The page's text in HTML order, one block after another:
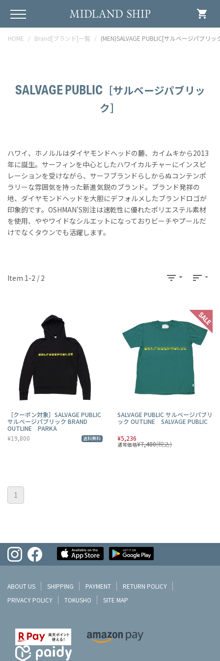
shopping_cart
HOME Brand[ブランド]一覧 (MEN)SALVAGE PUBLIC[サルベージパブリッ
SALVAGE PUBLIC［サルベージパブリッ
ク］
ハワイ、ホノルルはダイヤモンドヘッドの麓、カイムキから2013
年に誕生。サーフィンを中心としたハワイカルチャーにインスピ
レーションを受けながら、サーフブランドらしからぬコンテンポ
ラリーな雰囲気を持った新進気鋭のブランド。ブランド発祥の
地、ダイヤモンドヘッドを大胆にデフォルメしたブランドロゴが
印象的です。OSHMAN'S別注は速乾性に優れたポリエステル素材
を使用、ややワイドなシルエットになっておりビーチやプールだ
けでなくタウンでも活躍します。
Item 1-2 / 2 filter_list sort
［クーポン対象］SALVAGE PUBLIC
サルベージパブリック BRAND
OUTLINE PARKA
¥19,800
送料無料
SALVAGE PUBLIC サルベージパブリ
ック OUTLINE SALVAGE PUBLIC
¥5,236
通常価格¥7,480(税込)
1
ABOUT US SHIPPING PAYMENT
RETURN POLICY
PRIVACY POLICY
TOKUSHO SITE MAP